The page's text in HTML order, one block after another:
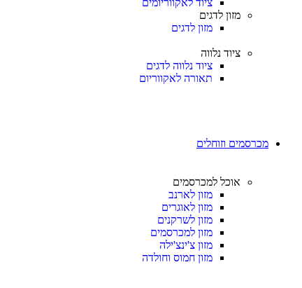
מזון לדגים
מזון לדגים
ציוד נלווה
ציוד נלווה לדגים
תאורה לאקווריום
מכרסמים וזוחלים
אוכל למכרסמים
מזון לארנב
מזון לאוגרים
מזון לשרקנים
מזון למכרסמים
מזון צ'ינצ'ילה
מזון חמוס וחולדה